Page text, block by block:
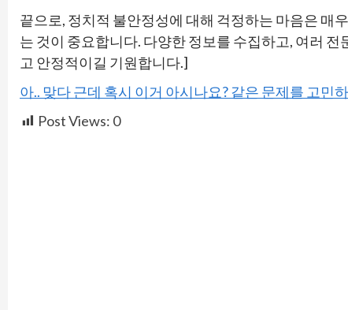
끝으로, 정치적 불안정성에 대해 걱정하는 마음은 매
는 것이 중요합니다. 다양한 정보를 수집하고, 여러
고 안정적이길 기원합니다.]
아.. 맞다 근데 혹시 이거 아시나요? 같은 문제를 고민
Post Views: 0